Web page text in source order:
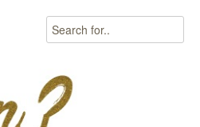
Search